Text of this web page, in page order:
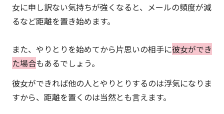
女に申し訳ない気持ちが強くなると、メールの頻度が減
るなど距離を置き始めます。
また、やりとりを始めてから片思いの相手に彼女ができ
た場合もあるでしょう。
彼女ができれば他の人とやりとりするのは浮気になりま
すから、距離を置くのは当然とも言えます。